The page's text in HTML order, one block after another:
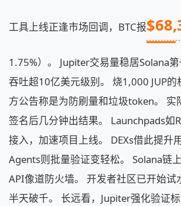
工具上线正逢市场回调，BTC报
1.75%）。 Jupiter交易量稳居Solana
吞吐超10亿美元级别。 烧1,000 JUP的
方公告称是为防刷量和垃圾token。 实
签名后几分钟出结果。 Launchpads如
接入，加速项目上线。 DEXs借此提升
Agents则批量验证变轻松。 Solana链
API像道防火墙。 开发者社区已开始试
半天破千。 长远看，Jupiter强化验证